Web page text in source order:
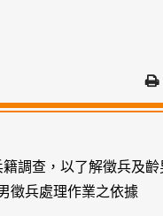
調查，以了解徵兵及
徵兵處理作業之依據